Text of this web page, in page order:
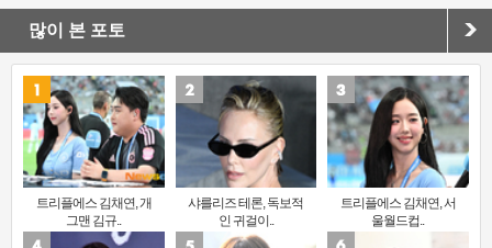
많이 본 포토
트리플에스 김채연, 개
그맨 김규..
샤를리즈 테론, 독보적
인 귀걸이..
트리플에스 김채연, 서
울월드컵..